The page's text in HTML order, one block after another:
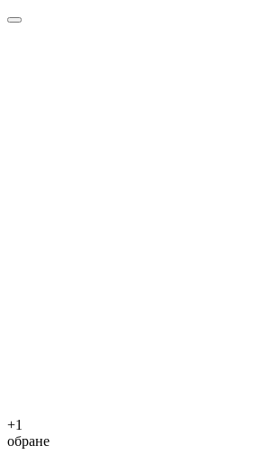
+1
обране